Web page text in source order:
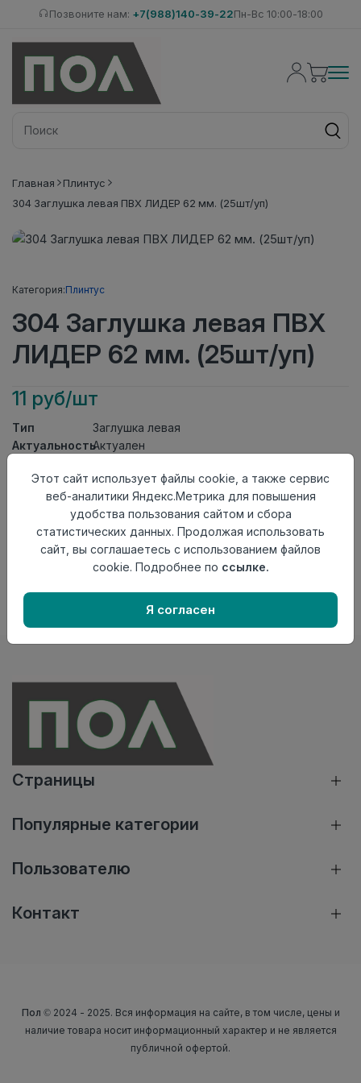
Позвоните нам: +7(988)140-39-22Пн-Вс 10:00-18:00
Главная
Плинтус
304 Заглушка левая ПВХ ЛИДЕР 62 мм. (25шт/уп)
Категория:Плинтус
304 Заглушка левая ПВХ
ЛИДЕР 62 мм. (25шт/уп)
11 руб/шт
Тип
Заглушка левая
АктуальностьАктуален
Осталось62 шт
Добавить в корзину
Внимание! Внешний вид товара может отличаться от
представленного на настоящем сайте. Проверяйте
в момент приобретения товара.
Страницы
Популярные категории
Пользователю
Контакт
Пол © 2024 - 2025. Вся информация на сайте, в том числе, цены и
наличие товара носит информационный характер и не является
публичной офертой.
Этот сайт использует файлы cookie, а также сервис
веб-аналитики Яндекс.Метрика для повышения
удобства пользования сайтом и сбора
статистических данных. Продолжая использовать
сайт, вы соглашаетесь с использованием файлов
cookie. Подробнее по ссылке.
Я согласен